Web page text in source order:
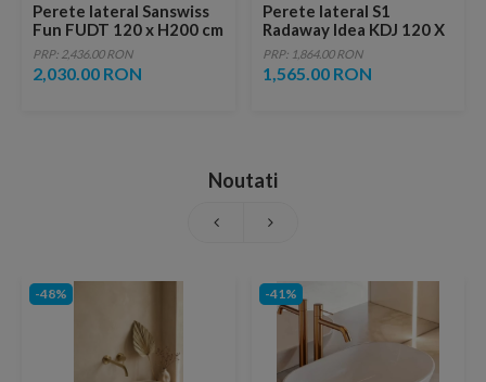
Perete lateral Sanswiss
Fun FUDT 120 x H200 cm
PRP: 2,436.00 RON
2,030.00 RON
Perete lateral S1
Radaway Idea KDJ 120 X
200,5 cm, sticla
transparenta
PRP: 1,864.00 RON
1,565.00 RON
Noutati
-48% -41%